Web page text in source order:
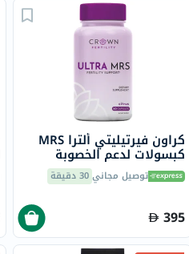
كراون فيرتيليتي ألترا MRS
كبسولات لدعم الخصوبة
للنساء، حزمة من 60 كبسولة
توصيل مجاني30 دقيقة
395